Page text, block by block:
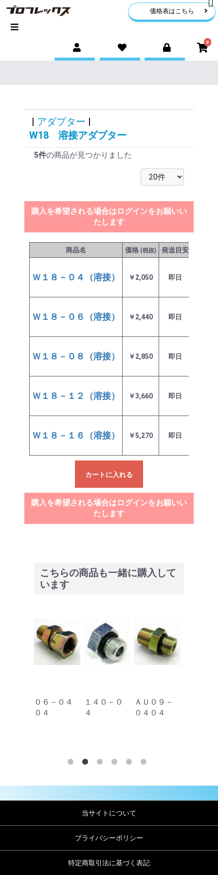
価格表はこちら
0
| アダプター |
W18 溶接アダプター
5件の商品が見つかりました
購入を希望される場合はログインをお願いい
たします
商品名 価格 (税抜) 発送目安
Ｗ１８－０４（溶接） ￥2,050 即日
Ｗ１８－０６（溶接） ￥2,440 即日
Ｗ１８－０８（溶接） ￥2,850 即日
Ｗ１８－１２（溶接） ￥3,660 即日
Ｗ１８－１６（溶接） ￥5,270 即日
カートに入れる
購入を希望される場合はログインをお願いい
たします
こちらの商品も一緒に購入して
います
０６－０４
０４
１４０－０
４
ＡＵ０９－
０４０４
当サイトについて
プライバシーポリシー
特定商取引法に基づく表記